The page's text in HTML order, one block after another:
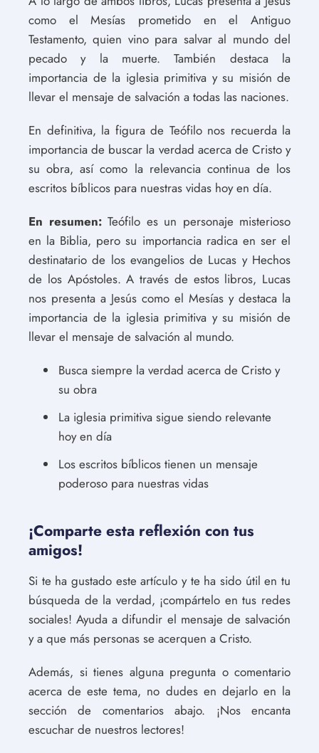
como el Mesías prometido en el Antiguo
Testamento, quien vino para salvar al mundo del
pecado y la muerte. También destaca la
importancia de la iglesia primitiva y su misión de
llevar el mensaje de salvación a todas las naciones.
En definitiva, la figura de Teófilo nos recuerda la
importancia de buscar la verdad acerca de Cristo y
su obra, así como la relevancia continua de los
escritos bíblicos para nuestras vidas hoy en día.
En resumen: Teófilo es un personaje misterioso
en la Biblia, pero su importancia radica en ser el
destinatario de los evangelios de Lucas y Hechos
de los Apóstoles. A través de estos libros, Lucas
nos presenta a Jesús como el Mesías y destaca la
importancia de la iglesia primitiva y su misión de
llevar el mensaje de salvación al mundo.
Busca siempre la verdad acerca de Cristo y
su obra
La iglesia primitiva sigue siendo relevante
hoy en día
Los escritos bíblicos tienen un mensaje
poderoso para nuestras vidas
¡Comparte esta reflexión con tus
amigos!
Si te ha gustado este artículo y te ha sido útil en tu
búsqueda de la verdad, ¡compártelo en tus redes
sociales! Ayuda a difundir el mensaje de salvación
y a que más personas se acerquen a Cristo.
Además, si tienes alguna pregunta o comentario
acerca de este tema, no dudes en dejarlo en la
sección de comentarios abajo. ¡Nos encanta
escuchar de nuestros lectores!